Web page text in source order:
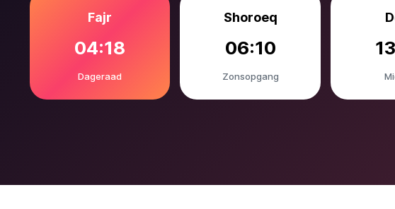
Fajr
04:18
Dageraad
Shoroeq
06:10
Zonsopgang